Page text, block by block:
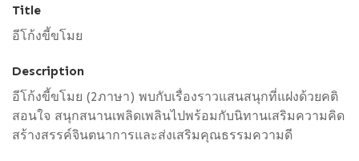
Title
อีโก้งขี้ขโมย
Description
อีโก้งขี้ขโมย (2ภาษา) พบกับเรื่องราวแสนสนุกที่แฝงด้วยคติ
สอนใจ สนุกสนานเพลิดเพลินไปพร้อมกับนิทานเสริมความคิด
สร้างสรรค์จินตนาการและส่งเสริมคุณธรรมความดี